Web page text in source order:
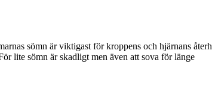
sömn är viktigast för kroppens och hjärnans
lite sömn är skadligt men även att sova för länge